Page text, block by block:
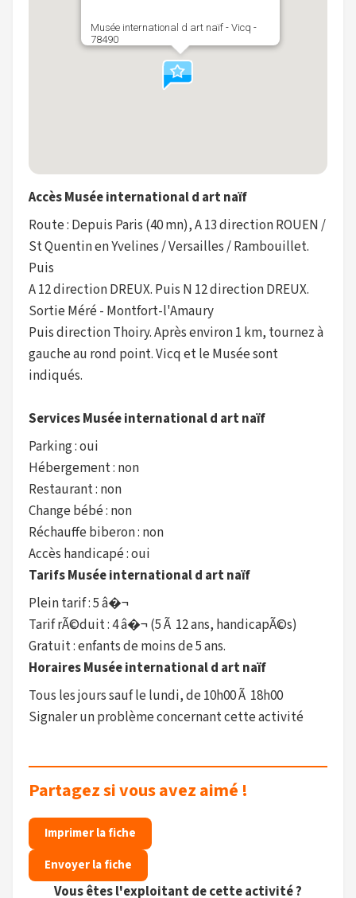
Musée international d art naïf - Vicq -
78490
Accès Musée international d art naïf
Route : Depuis Paris (40 mn), A 13 direction ROUEN /
St Quentin en Yvelines / Versailles / Rambouillet.
Puis
A 12 direction DREUX. Puis N 12 direction DREUX.
Sortie Méré - Montfort-l'Amaury
Puis direction Thoiry. Après environ 1 km, tournez à
gauche au rond point. Vicq et le Musée sont
indiqués.
Services Musée international d art naïf
Parking : oui
Hébergement : non
Restaurant : non
Change bébé : non
Réchauffe biberon : non
Accès handicapé : oui
Tarifs Musée international d art naïf
Plein tarif : 5 â�¬
Tarif rÃ©duit : 4 â�¬ (5 Ã 12 ans, handicapÃ©s)
Gratuit : enfants de moins de 5 ans.
Horaires Musée international d art naïf
Tous les jours sauf le lundi, de 10h00 Ã 18h00
Signaler un problème concernant cette activité
Partagez si vous avez aimé !
Imprimer la fiche
Envoyer la fiche
Vous êtes l'exploitant de cette activité ?